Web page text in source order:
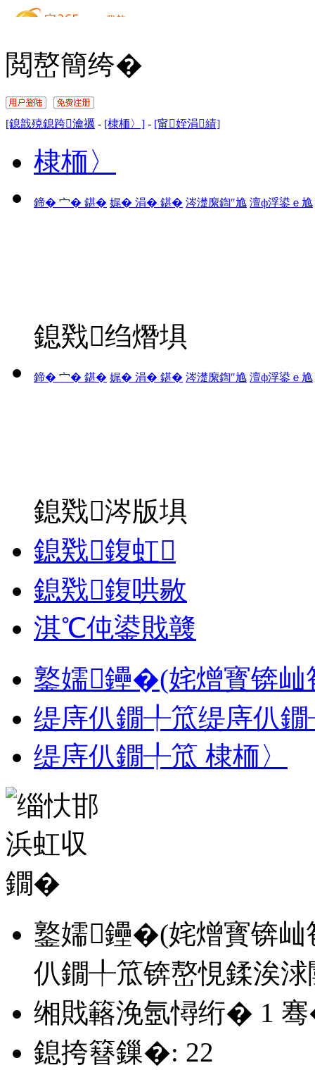
閲嶅簡绔�
[鎴戠殑鎴跨瀹禲 - [棣栭〉] - [甯姪涓績]
棣栭〉
鍗� 宀� 鍖� 娓� 涓� 鍖� 涔濋緳鍧″尯 澶ф浮鍙ｅ尯
鎴戣绉熸埧
鍗� 宀� 鍖� 娓� 涓� 鍖� 涔濋緳鍧″尯 澶ф浮鍙ｅ尯
鎴戣涔版埧
鎴戣鍑虹
鎴戣鍑哄敭
淇℃伅鍙戝竷
鐜嬬鑸�(姹熷寳锛屾
缇庤仈鐗╀笟缇庤仈
缇庤仈鐗╀笟 棣栭〉
鐜嬬鑸�(姹熷寳锛
仈鐗╀笟锛嶅悓鍒涘
缃戝簵浼氬憳绗� 1
鎴挎簮鏁�: 22